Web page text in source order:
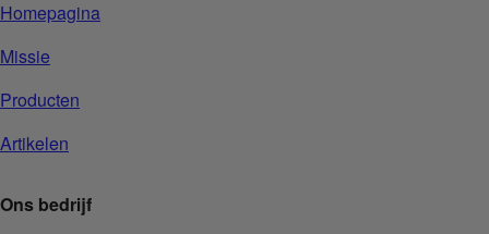
Homepagina
Missie
Producten
Artikelen
Ons bedrijf